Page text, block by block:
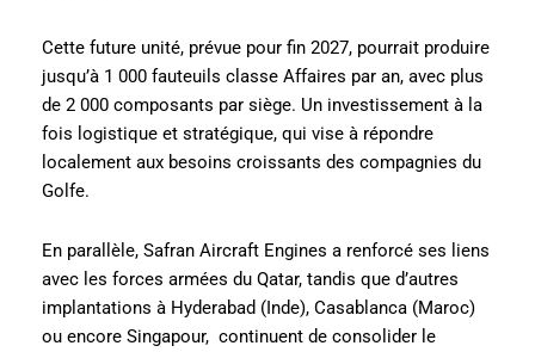
Cette future unité, prévue pour fin 2027, pourrait produire
jusqu’à 1 000 fauteuils classe Affaires par an, avec plus
de 2 000 composants par siège. Un investissement à la
fois logistique et stratégique, qui vise à répondre
localement aux besoins croissants des compagnies du
Golfe.
En parallèle, Safran Aircraft Engines a renforcé ses liens
avec les forces armées du Qatar, tandis que d’autres
implantations à Hyderabad (Inde), Casablanca (Maroc)
ou encore Singapour, continuent de consolider le